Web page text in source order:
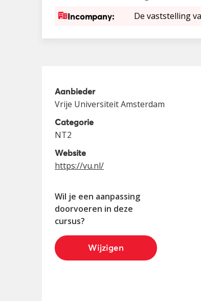
Incompany: De vaststelling
Aanbieder
Vrije Universiteit Amsterdam
Categorie
NT2
Website
https://vu.nl/
Wil je een aanpassing
doorvoeren in deze
cursus?
Wijzigen